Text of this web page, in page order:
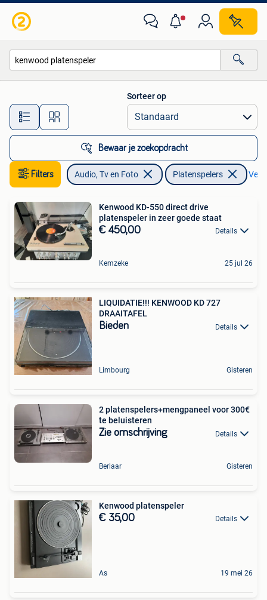
Alle afstanden…
Sorteer op
Bewaar je zoekopdracht
Filters Audio, Tv en Foto Platenspelers
Kenwood KD-550 direct drive
platenspeler in zeer goede staat
€ 450,00 Details
Kemzeke 25 jul 26
LIQUIDATIE!!! KENWOOD KD 727
DRAAITAFEL
Bieden Details
Limbourg Gisteren
2 platenspelers+mengpaneel voor 300€
te beluisteren
Zie omschrijving Details
Berlaar Gisteren
Kenwood platenspeler
€ 35,00 Details
As 19 mei 26